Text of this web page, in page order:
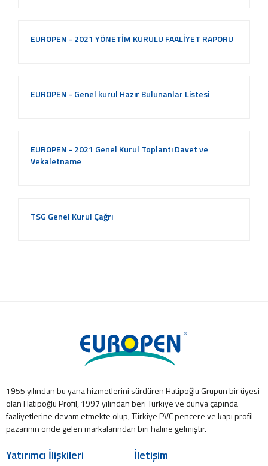
EUROPEN - 2021 YÖNETİM KURULU FAALİYET RAPORU
EUROPEN - Genel kurul Hazır Bulunanlar Listesi
EUROPEN - 2021 Genel Kurul Toplantı Davet ve
Vekaletname
TSG Genel Kurul Çağrı
1955 yılından bu yana hizmetlerini sürdüren Hatipoğlu Grupun bir üyesi
olan Hatipoğlu Profil, 1997 yılından beri Türkiye ve dünya çapında
faaliyetlerine devam etmekte olup, Türkiye PVC pencere ve kapı profil
pazarının önde gelen markalarından biri haline gelmiştir.
Yatırımcı İlişkileri İletişim